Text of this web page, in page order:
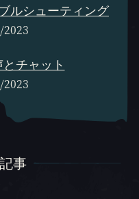
ルシューティング
2023
チャット
2023
事